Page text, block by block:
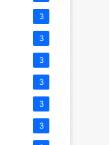
3
3
3
3
3
3